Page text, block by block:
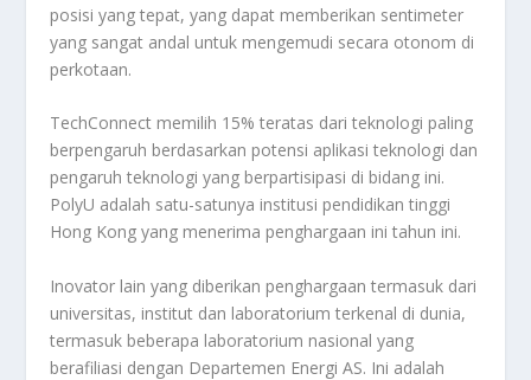
posisi yang tepat, yang dapat memberikan sentimeter
yang sangat andal untuk mengemudi secara otonom di
perkotaan.
TechConnect memilih 15% teratas dari teknologi paling
berpengaruh berdasarkan potensi aplikasi teknologi dan
pengaruh teknologi yang berpartisipasi di bidang ini.
PolyU adalah satu-satunya institusi pendidikan tinggi
Hong Kong yang menerima penghargaan ini tahun ini.
Inovator lain yang diberikan penghargaan termasuk dari
universitas, institut dan laboratorium terkenal di dunia,
termasuk beberapa laboratorium nasional yang
berafiliasi dengan Departemen Energi AS. Ini adalah